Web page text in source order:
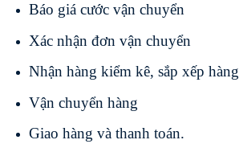
Báo giá cước vận chuyển
Xác nhận đơn vận chuyển
Nhận hàng kiểm kê, sắp xếp hàng
Vận chuyển hàng
Giao hàng và thanh toán.